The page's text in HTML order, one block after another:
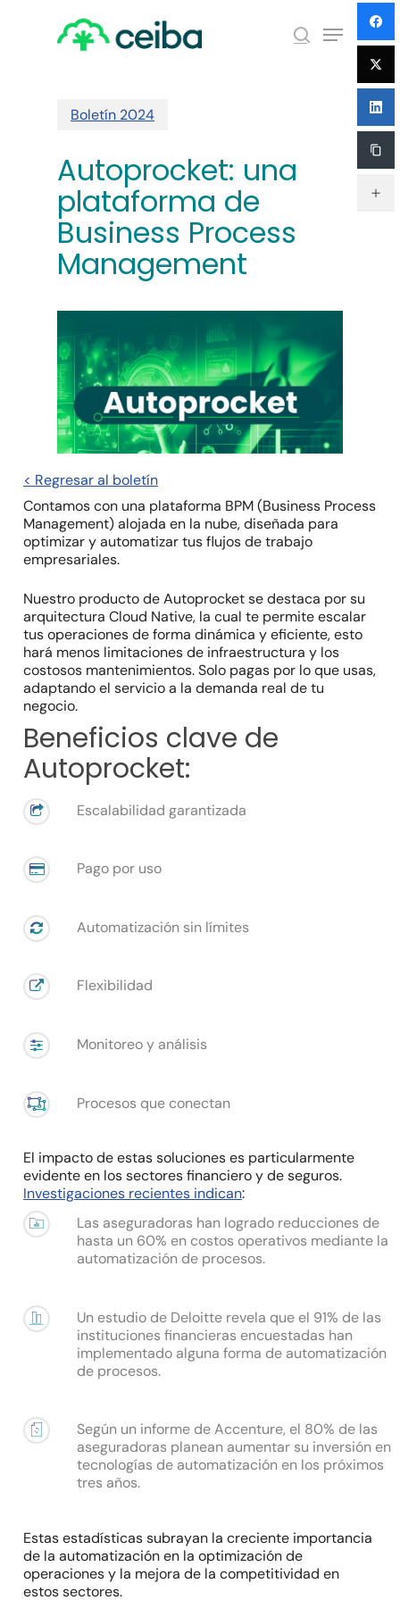
search
Menu
Boletín 2024
Autoprocket: una
plataforma de
Business Process
Management
< Regresar al boletín
Contamos con una plataforma BPM (Business Process
Management) alojada en la nube, diseñada para
optimizar y automatizar tus flujos de trabajo
empresariales.
Nuestro producto de Autoprocket se destaca por su
arquitectura Cloud Native, la cual te permite escalar
tus operaciones de forma dinámica y eficiente, esto
hará menos limitaciones de infraestructura y los
costosos mantenimientos. Solo pagas por lo que usas,
adaptando el servicio a la demanda real de tu
negocio.
Beneficios clave de
Autoprocket:
Escalabilidad garantizada
Pago por uso
Automatización sin límites
Flexibilidad
Monitoreo y análisis
Procesos que conectan
El impacto de estas soluciones es particularmente
evidente en los sectores financiero y de seguros.
Investigaciones recientes indican:
Las aseguradoras han logrado reducciones de
hasta un 60% en costos operativos mediante la
automatización de procesos.
Un estudio de Deloitte revela que el 91% de las
instituciones financieras encuestadas han
implementado alguna forma de automatización
de procesos.
Según un informe de Accenture, el 80% de las
aseguradoras planean aumentar su inversión en
tecnologías de automatización en los próximos
tres años.
Estas estadísticas subrayan la creciente importancia
de la automatización en la optimización de
operaciones y la mejora de la competitividad en
estos sectores.
Menu